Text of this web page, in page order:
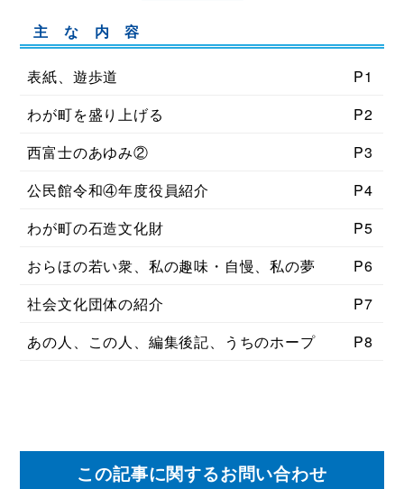
主 な 内 容
表紙、遊歩道
P1
わが町を盛り上げる
P2
西富士のあゆみ②
P3
公民館令和④年度役員紹介
P4
わが町の石造文化財
P5
おらほの若い衆、私の趣味・自慢、私の夢
P6
社会文化団体の紹介
P7
あの人、この人、編集後記、うちのホープ
P8
この記事に関するお問い合わせ